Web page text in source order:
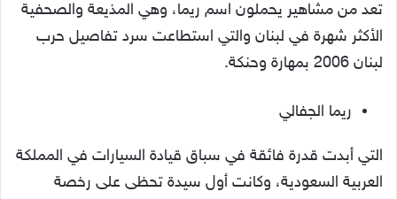
تعد من مشاهير يحملون اسم ريما، وهي المذيعة والصحفية
الأكثر شهرة في لبنان والتي استطاعت سرد تفاصيل حرب
لبنان 2006 بمهارة وحنكة.
ريما الجفالي
التي أبدت قدرة فائقة في سباق قيادة السيارات في المملكة
العربية السعودية، وكانت أول سيدة تحظى على رخصة